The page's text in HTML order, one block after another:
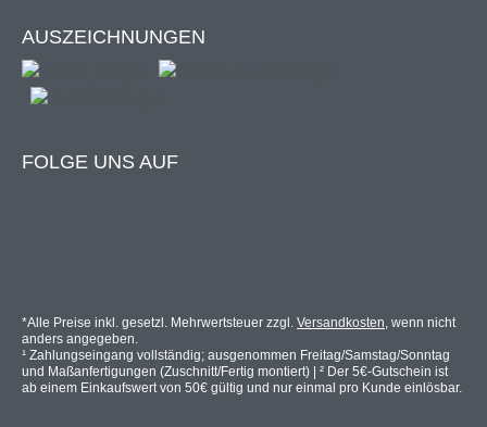
gefärbte Acrylfasern
besonders langlebig und farbintensiv ist. Bei der
Herstellung kommen höchst optimierte Prozesse zum
Lichtecht & spinndüsengefärbt
Langlebig & besonders effektiv
Hervorragende Farbechtheit
AUSZEICHNUNGEN
FOLGE UNS AUF
*Alle Preise inkl. gesetzl. Mehrwertsteuer zzgl. Versandkosten, wenn nicht
anders angegeben.
¹ Zahlungseingang vollständig; ausgenommen Freitag/Samstag/Sonntag
und Maßanfertigungen (Zuschnitt/Fertig montiert) | ² Der 5€-Gutschein ist
ab einem Einkaufswert von 50€ gültig und nur einmal pro Kunde einlösbar.